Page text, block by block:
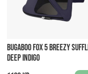
BUGABOO FOX 5 BREEZY
DEEP INDIGO